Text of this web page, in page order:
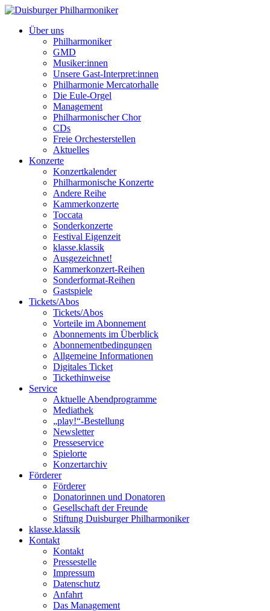
Über uns
Philharmoniker
GMD
Musiker:innen
Unsere Gast-Interpret:innen
Philharmonie Mercatorhalle
Die Eule-Orgel
Management
Philharmonischer Chor
CDs
Freie Orchesterstellen
Aktuelles
Konzerte
Konzertkalender
Philharmonische Konzerte
Andere Reihe
Kammerkonzerte
Toccata
Sonderkonzerte
Festival Eigenzeit
klasse.klassik
Ausgezeichnet!
Kammerkonzert-Reihen
Sonderformat-Reihen
Gastspiele
Tickets/Abos
Tickets/Abos
Vorteile im Abonnement
Abonnements im Überblick
Abonnement­bedingungen
Allgemeine Informationen
Digitales Ticket
Ticket­hinweise
Service
Aktuelle Abendprogramme
Mediathek
„play!“-Bestellung
Newsletter
Presseservice
Spielorte
Konzertarchiv
Förderer
Förderer
Donatorinnen und Donatoren
Gesellschaft der Freunde
Stiftung Duisburger Philharmoniker
klasse.klassik
Kontakt
Kontakt
Pressestelle
Impressum
Datenschutz
Anfahrt
Das Management